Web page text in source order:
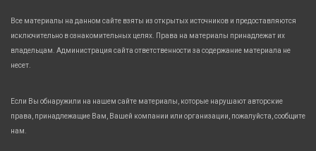
Все материалы на данном сайте взяты из открытых источников и предоставляются
исключительно в ознакомительных целях. Права на материалы принадлежат их
владельцам. Администрация сайта ответственности за содержание материала не
несет.
Если Вы обнаружили на нашем сайте материалы, которые нарушают авторские
права, принадлежащие Вам, Вашей компании или организации, пожалуйста, сообщите
нам.